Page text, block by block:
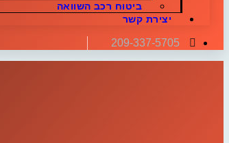
ביטוח רכב השוואה
יצירת קשר
209-337-5705